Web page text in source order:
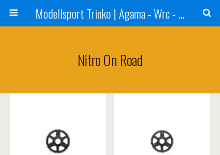
Modellsport Trinko | Agama - Wrc - Reds - Sweep - Xceed - Serpent - Ufra Tyres - Matrix Racing Tyres
Nitro On Road